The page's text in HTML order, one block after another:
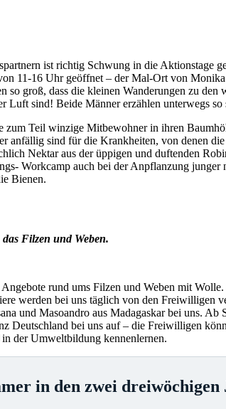
ist richtig Schwung in die Aktionstage
11-16 Uhr geöffnet – der Mal-Ort von
so groß, dass die kleinen Wanderungen zu
sind! Beide Männer erzählen unterwegs
Teil winzige Mitbewohner in ihren
anfällig sind für die Krankheiten, von denen
Nektar aus der üppigen und duftenden
Workcamp auch bei der Anpflanzung
Bienen.
Filzen und Weben.
rund ums Filzen und Weben mit
werden bei uns täglich von den Freiwilligen
und Masoandro aus Madagaskar bei uns.
Deutschland bei uns auf – die Freiwilligen
der Umweltbildung kennenlernen.
in den zwei dreiwöchigen